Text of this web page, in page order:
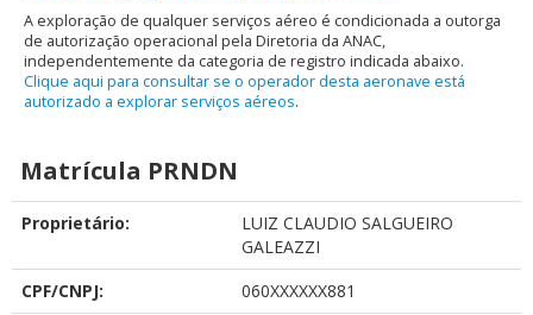
A exploração de qualquer serviços aéreo é condicionada a outorga
de autorização operacional pela Diretoria da ANAC,
independentemente da categoria de registro indicada abaixo.
Clique aqui para consultar se o operador desta aeronave está
autorizado a explorar serviços aéreos.
Matrícula PRNDN
Proprietário:
LUIZ CLAUDIO SALGUEIRO
GALEAZZI
CPF/CNPJ:
060XXXXXX881